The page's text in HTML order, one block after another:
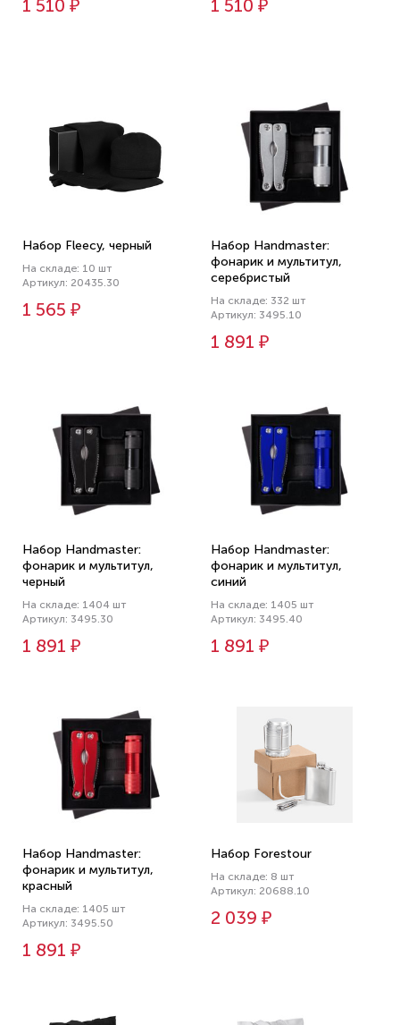
1 510 ₽ 1 510 ₽
Набор Fleecy, черный
На складе: 10 шт
Артикул: 20435.30
1 565 ₽
Набор Handmaster:
фонарик и мультитул,
серебристый
На складе: 332 шт
Артикул: 3495.10
1 891 ₽
Набор Handmaster:
фонарик и мультитул,
черный
На складе: 1404 шт
Артикул: 3495.30
1 891 ₽
Набор Handmaster:
фонарик и мультитул,
синий
На складе: 1405 шт
Артикул: 3495.40
1 891 ₽
Набор Handmaster:
фонарик и мультитул,
красный
На складе: 1405 шт
Артикул: 3495.50
1 891 ₽
Набор Forestour
На складе: 8 шт
Артикул: 20688.10
2 039 ₽